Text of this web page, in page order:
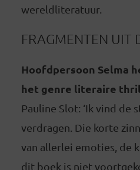
wereldliteratuur.
FRAGMENTEN UIT
Hoofdpersoon Selma
het genre literaire
Pauline Slot: ‘Ik vind de
verdragen. Die korte
van allerlei emoties, de
dit boek is niet